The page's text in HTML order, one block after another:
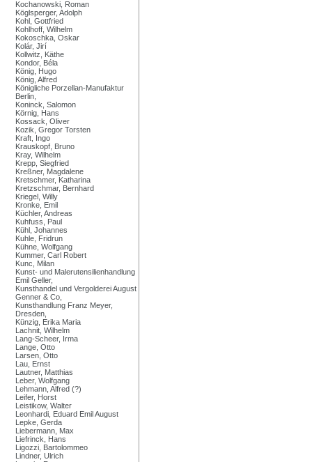
Kochanowski, Roman
Köglsperger, Adolph
Kohl, Gottfried
Kohlhoff, Wilhelm
Kokoschka, Oskar
Kolár, Jirí
Kollwitz, Käthe
Kondor, Béla
König, Hugo
König, Alfred
Königliche Porzellan-Manufaktur
Berlin,
Koninck, Salomon
Körnig, Hans
Kossack, Oliver
Kozik, Gregor Torsten
Kraft, Ingo
Krauskopf, Bruno
Kray, Wilhelm
Krepp, Siegfried
Kreßner, Magdalene
Kretschmer, Katharina
Kretzschmar, Bernhard
Kriegel, Willy
Kronke, Emil
Küchler, Andreas
Kuhfuss, Paul
Kühl, Johannes
Kuhle, Fridrun
Kühne, Wolfgang
Kummer, Carl Robert
Kunc, Milan
Kunst- und Malerutensilienhandlung
Emil Geller,
Kunsthandel und Vergolderei August
Genner & Co,
Kunsthandlung Franz Meyer,
Dresden,
Künzig, Erika Maria
Lachnit, Wilhelm
Lang-Scheer, Irma
Lange, Otto
Larsen, Otto
Lau, Ernst
Lautner, Matthias
Leber, Wolfgang
Lehmann, Alfred (?)
Leifer, Horst
Leistikow, Walter
Leonhardi, Eduard Emil August
Lepke, Gerda
Liebermann, Max
Liefrinck, Hans
Ligozzi, Bartolommeo
Lindner, Ulrich